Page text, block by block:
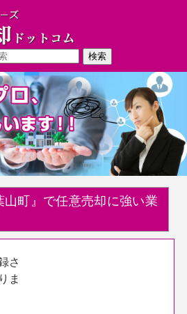
町』で任意売却に強い業
さ
ま